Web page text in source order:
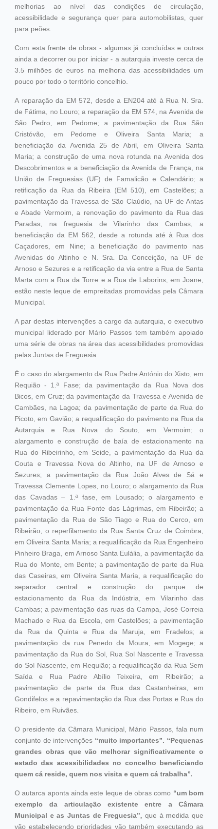
melhorias ao nível das condições de circulação,
acessibilidade e segurança quer para automobilistas, quer
para peões.
Com esta frente de obras - algumas já concluídas e outras
ainda a decorrer ou por iniciar - a autarquia investe cerca de
3.5 milhões de euros na melhoria das acessibilidades um
pouco por todo o território concelhio.
A reparação da EM 572, desde a EN204 até à Rua N. Sra.
de Fátima, no Louro; a reparação da EM 574, na Avenida de
São Pedro, em Pedome; a pavimentação da Rua São
Cristóvão, em Pedome e Oliveira Santa Maria; a
beneficiação da Avenida 25 de Abril, em Oliveira Santa
Maria; a construção de uma nova rotunda na Avenida dos
Descobrimentos e a beneficiação da Avenida de França, na
União de Freguesias (UF) de Famalicão e Calendário; a
retificação da Rua da Ribeira (EM 510), em Castelões; a
pavimentação da Travessa de São Claúdio, na UF de Antas
e Abade Vermoim, a renovação do pavimento da Rua das
Paradas, na freguesia de Vilarinho das Cambas, a
beneficiação da EM 562, desde a rotunda até à Rua dos
Caçadores, em Nine; a beneficiação do pavimento nas
Avenidas do Altinho e N. Sra. Da Conceição, na UF de
Arnoso e Sezures e a retificação da via entre a Rua de Santa
Marta com a Rua da Torre e a Rua de Laborins, em Joane,
estão neste leque de empreitadas promovidas pela Câmara
Municipal.
A par destas intervenções a cargo da autarquia, o executivo
municipal liderado por Mário Passos tem também apoiado
uma série de obras na área das acessibilidades promovidas
pelas Juntas de Freguesia.
É o caso do alargamento da Rua Padre António do Xisto, em
Requião - 1.ª Fase; da pavimentação da Rua Nova dos
Bicos, em Cruz; da pavimentação da Travessa e Avenida de
Cambães, na Lagoa; da pavimentação de parte da Rua do
Picoto, em Gavião; a requalificação do pavimento na Rua da
Autarquia e Rua Nova do Souto, em Vermoim; o
alargamento e construção de baía de estacionamento na
Rua do Ribeirinho, em Seide, a pavimentação da Rua da
Couta e Travessa Nova do Altinho, na UF de Arnoso e
Sezures; a pavimentação da Rua João Alves de Sá e
Travessa Clemente Lopes, no Louro; o alargamento da Rua
das Cavadas – 1.ª fase, em Lousado; o alargamento e
pavimentação da Rua Fonte das Lágrimas, em Ribeirão; a
pavimentação da Rua de São Tiago e Rua do Cerco, em
Ribeirão; o reperfilamento da Rua Santa Cruz de Coimbra,
em Oliveira Santa Maria; a requalificação da Rua Engenheiro
Pinheiro Braga, em Arnoso Santa Eulália, a pavimentação da
Rua do Monte, em Bente; a pavimentação de parte da Rua
das Caseiras, em Oliveira Santa Maria, a requalificação do
separador central e construção do parque de
estacionamento da Rua da Indústria, em Vilarinho das
Cambas; a pavimentação das ruas da Campa, José Correia
Machado e Rua da Escola, em Castelões; a pavimentação
da Rua da Quinta e Rua da Maruja, em Fradelos; a
pavimentação da rua Penedo da Moura, em Mogege; a
pavimentação da Rua do Sol, Rua Sol Nascente e Travessa
do Sol Nascente, em Requião; a requalificação da Rua Sem
Saída e Rua Padre Abílio Teixeira, em Ribeirão; a
pavimentação de parte da Rua das Castanheiras, em
Gondifelos e a repavimentação da Rua das Portas e Rua do
Ribeiro, em Ruivães.
O presidente da Câmara Municipal, Mário Passos, fala num
conjunto de intervenções “muito importantes”. “Pequenas
grandes obras que vão melhorar significativamente o
estado das acessibilidades no concelho beneficiando
quem cá reside, quem nos visita e quem cá trabalha”.
O autarca aponta ainda este leque de obras como “um bom
exemplo da articulação existente entre a Câmara
Municipal e as Juntas de Freguesia”, que à medida que
vão estabelecendo prioridades vão também executando as